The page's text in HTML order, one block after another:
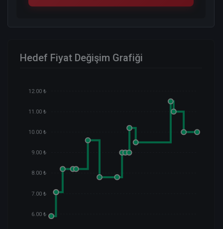
Hedef Fiyat Değişim Grafiği
12.00 ₺
11.00 ₺
10.00 ₺
9.00 ₺
8.00 ₺
7.00 ₺
6.00 ₺